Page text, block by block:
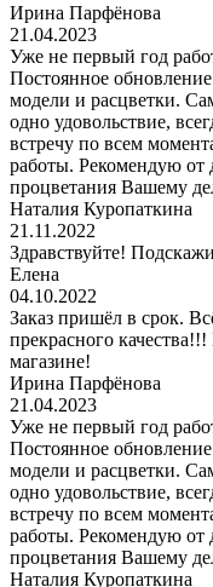
Ирина Парфёнова
21.04.2023
Уже не первый год
Постоянное
модели и расцветки.
одно удовольствие,
встречу по всем
работы. Рекомендую
процветания Вашему
Наталия Куропаткина
21.11.2022
Здравствуйте!
Елена
04.10.2022
Заказ пришёл в срок.
прекрасного
магазине!
Ирина Парфёнова
21.04.2023
Уже не первый год
Постоянное
модели и расцветки.
одно удовольствие,
встречу по всем
работы. Рекомендую
процветания Вашему
Наталия Куропаткина